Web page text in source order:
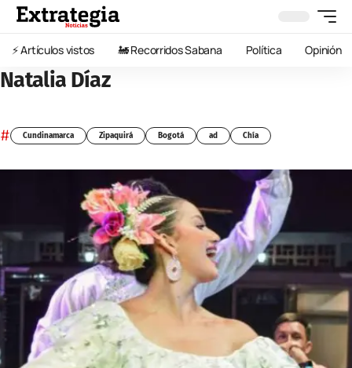
⚡️ Artículos vistos 🚂 Recorridos Sabana Política Opinión
Natalia Díaz
# Cundinamarca Zipaquirá Bogotá ad Chía